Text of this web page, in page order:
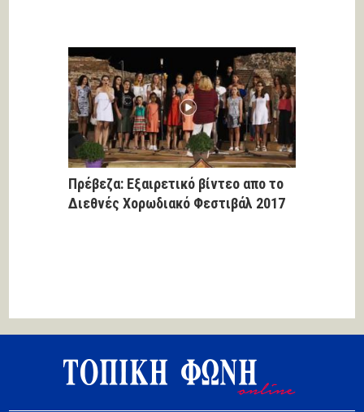
Πρέβεζα: Εξαιρετικό βίντεο απο το
Διεθνές Χορωδιακό Φεστιβάλ 2017